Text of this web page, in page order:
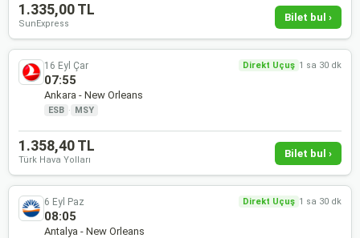
1.335,00 TL
SunExpress
Bilet bul ›
16 Eyl Çar Direkt Uçuş 1 sa 30 dk
07:55
Ankara - New Orleans
ESB · MSY
1.358,40 TL
Türk Hava Yolları
Bilet bul ›
6 Eyl Paz Direkt Uçuş 1 sa 30 dk
08:05
Antalya - New Orleans